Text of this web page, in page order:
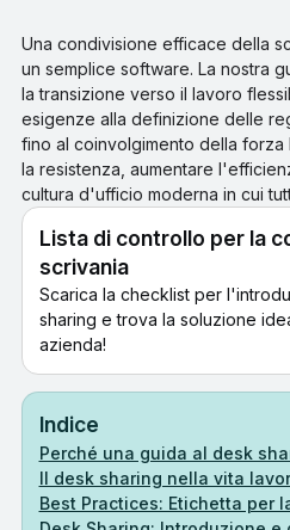
Una condivisione efficace della
un semplice software. La nostra
la transizione verso il lavoro
esigenze alla definizione delle
fino al coinvolgimento della
la resistenza, aumentare
cultura d'ufficio moderna in cui
Lista di controllo per la
scrivania
Scarica la checklist per
sharing e trova la soluzione
azienda!
Indice
Perché una guida al desk
Il desk sharing nella vita
Best Practices: Etichetta per